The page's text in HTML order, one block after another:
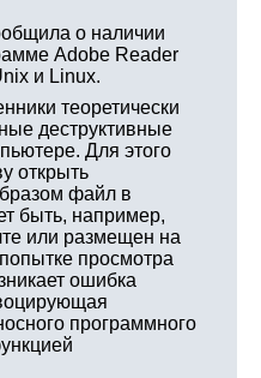
о наличии
Adobe Reader
и Linux.
теоретически
деструктивные
Для этого
открыть
файл в
быть, например,
или размещен на
просмотра
ошибка
программного